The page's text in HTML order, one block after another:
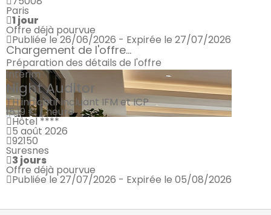
Paris
1 jour
Offre déjà pourvue
Publiée le 26/06/2026 - Expirée le 27/07/2026
Chargement de l'offre...
Préparation des détails de l'offre
Intérim
Night Auditor
TH indicatif incluant IFM et ICP
15.19 € / heure
Hôtel ****
5 août 2026
92150
Suresnes
3 jours
Offre déjà pourvue
Publiée le 27/07/2026 - Expirée le 05/08/2026